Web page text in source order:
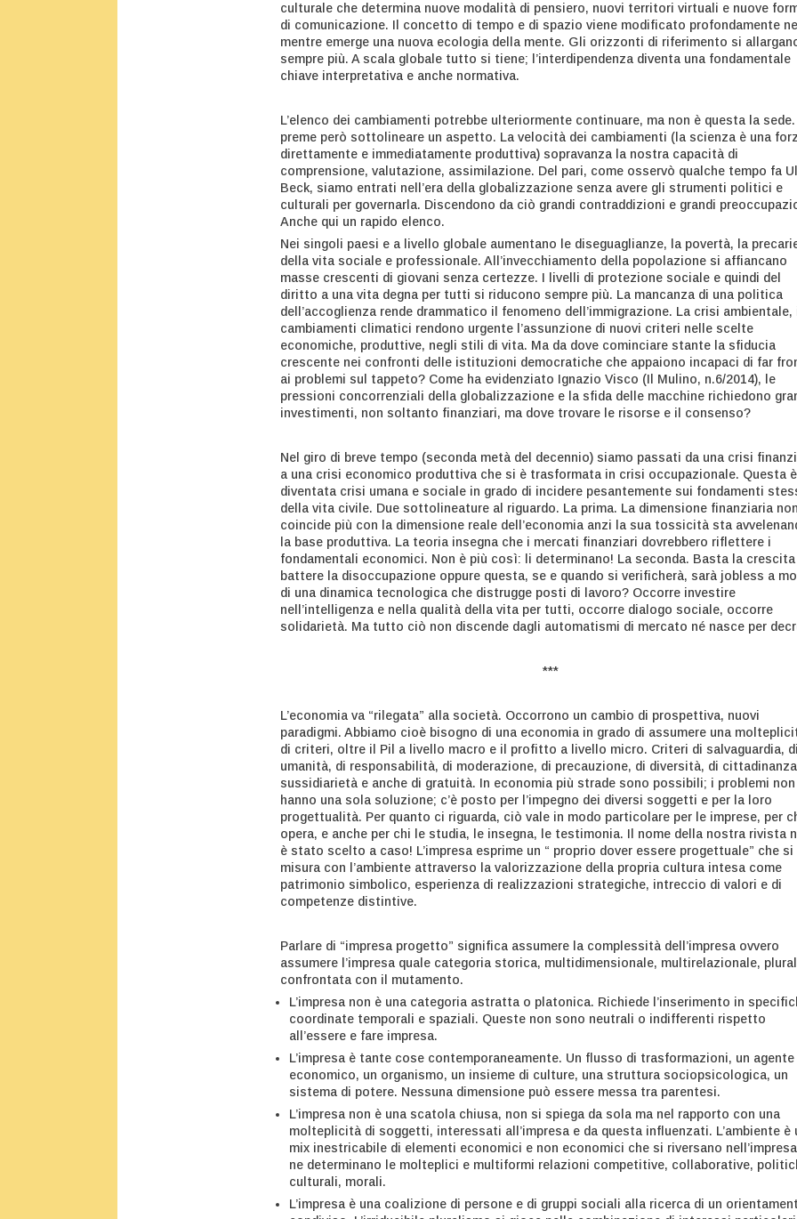
culturale che determina nuove modalità di pensiero, nuovi territori virtuali e nuove
di comunicazione. Il concetto di tempo e di spazio viene modificato profondamente nel
mentre emerge una nuova ecologia della mente. Gli orizzonti di riferimento si
sempre più. A scala globale tutto si tiene; l’interdipendenza diventa una fondamentale
chiave interpretativa e anche normativa.
L’elenco dei cambiamenti potrebbe ulteriormente continuare, ma non è questa la sede.
preme però sottolineare un aspetto. La velocità dei cambiamenti (la scienza è una
direttamente e immediatamente produttiva) sopravanza la nostra capacità di
comprensione, valutazione, assimilazione. Del pari, come osservò qualche tempo fa
Beck, siamo entrati nell’era della globalizzazione senza avere gli strumenti politici e
culturali per governarla. Discendono da ciò grandi contraddizioni e grandi
Anche qui un rapido elenco.
Nei singoli paesi e a livello globale aumentano le diseguaglianze, la povertà, la
della vita sociale e professionale. All’invecchiamento della popolazione si affiancano
masse crescenti di giovani senza certezze. I livelli di protezione sociale e quindi del
diritto a una vita degna per tutti si riducono sempre più. La mancanza di una politica
dell’accoglienza rende drammatico il fenomeno dell’immigrazione. La crisi ambientale,
cambiamenti climatici rendono urgente l’assunzione di nuovi criteri nelle scelte
economiche, produttive, negli stili di vita. Ma da dove cominciare stante la sfiducia
crescente nei confronti delle istituzioni democratiche che appaiono incapaci di far
ai problemi sul tappeto? Come ha evidenziato Ignazio Visco (Il Mulino, n.6/2014), le
pressioni concorrenziali della globalizzazione e la sfida delle macchine richiedono
investimenti, non soltanto finanziari, ma dove trovare le risorse e il consenso?
Nel giro di breve tempo (seconda metà del decennio) siamo passati da una crisi
a una crisi economico produttiva che si è trasformata in crisi occupazionale. Questa è
diventata crisi umana e sociale in grado di incidere pesantemente sui fondamenti
della vita civile. Due sottolineature al riguardo. La prima. La dimensione finanziaria non
coincide più con la dimensione reale dell’economia anzi la sua tossicità sta
la base produttiva. La teoria insegna che i mercati finanziari dovrebbero riflettere i
fondamentali economici. Non è più così: li determinano! La seconda. Basta la crescita
battere la disoccupazione oppure questa, se e quando si verificherà, sarà jobless a
di una dinamica tecnologica che distrugge posti di lavoro? Occorre investire
nell’intelligenza e nella qualità della vita per tutti, occorre dialogo sociale, occorre
solidarietà. Ma tutto ciò non discende dagli automatismi di mercato né nasce per
***
L’economia va “rilegata” alla società. Occorrono un cambio di prospettiva, nuovi
paradigmi. Abbiamo cioè bisogno di una economia in grado di assumere una
di criteri, oltre il Pil a livello macro e il profitto a livello micro. Criteri di salvaguardia, di
umanità, di responsabilità, di moderazione, di precauzione, di diversità, di
sussidiarietà e anche di gratuità. In economia più strade sono possibili; i problemi non
hanno una sola soluzione; c’è posto per l’impegno dei diversi soggetti e per la loro
progettualità. Per quanto ci riguarda, ciò vale in modo particolare per le imprese, per
opera, e anche per chi le studia, le insegna, le testimonia. Il nome della nostra rivista
è stato scelto a caso! L’impresa esprime un “ proprio dover essere progettuale” che si
misura con l’ambiente attraverso la valorizzazione della propria cultura intesa come
patrimonio simbolico, esperienza di realizzazioni strategiche, intreccio di valori e di
competenze distintive.
Parlare di “impresa progetto” significa assumere la complessità dell’impresa ovvero
assumere l’impresa quale categoria storica, multidimensionale, multirelazionale,
confrontata con il mutamento.
L’impresa non è una categoria astratta o platonica. Richiede l’inserimento in
coordinate temporali e spaziali. Queste non sono neutrali o indifferenti rispetto
all’essere e fare impresa.
L’impresa è tante cose contemporaneamente. Un flusso di trasformazioni, un agente
economico, un organismo, un insieme di culture, una struttura sociopsicologica, un
sistema di potere. Nessuna dimensione può essere messa tra parentesi.
L’impresa non è una scatola chiusa, non si spiega da sola ma nel rapporto con una
molteplicità di soggetti, interessati all’impresa e da questa influenzati. L’ambiente è
mix inestricabile di elementi economici e non economici che si riversano
ne determinano le molteplici e multiformi relazioni competitive, collaborative,
culturali, morali.
L’impresa è una coalizione di persone e di gruppi sociali alla ricerca di un